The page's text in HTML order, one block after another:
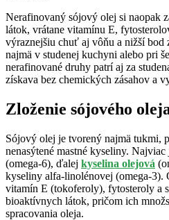
Nerafinovaný sójový olej si naopak
látok, vrátane vitamínu E,
výraznejšiu chuť aj vôňu a nižší bod
najmä v studenej kuchyni alebo pri
nerafinované druhy patrí aj za
získava bez chemických zásahov a
Zloženie sójového
Sójový olej je tvorený najmä tukmi,
nenasýtené mastné kyseliny.
(omega-6), ďalej kyselina olejová
kyseliny alfa-linolénovej (omega-3).
vitamín E (tokoferoly), fytosteroly a
bioaktívnych látok, pričom ich
spracovania oleja.